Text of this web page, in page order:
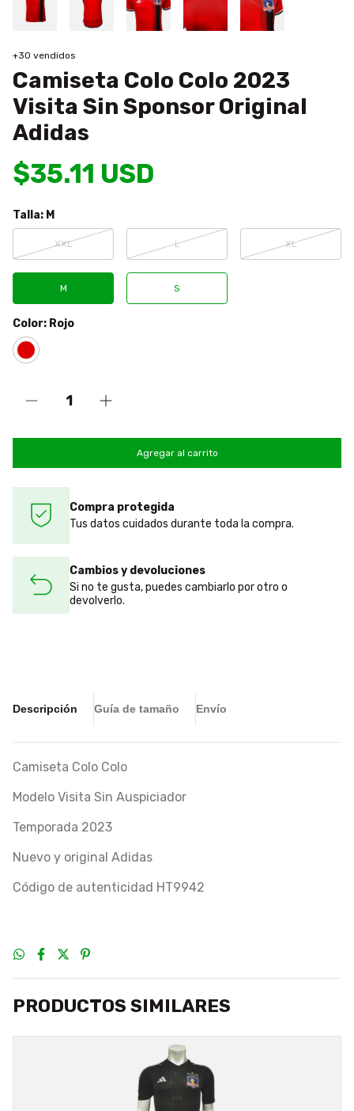
+30 vendidos
Camiseta Colo Colo 2023
Visita Sin Sponsor Original
Adidas
$35.11 USD
Talla: M
XXL L XL
M S
Color: Rojo
Compra protegida
Tus datos cuidados durante toda la compra.
Cambios y devoluciones
Si no te gusta, puedes cambiarlo por otro o
devolverlo.
Descripción Guía de tamaño Envío
Camiseta Colo Colo
Modelo Visita Sin Auspiciador
Temporada 2023
Nuevo y original Adidas
Código de autenticidad HT9942
PRODUCTOS SIMILARES